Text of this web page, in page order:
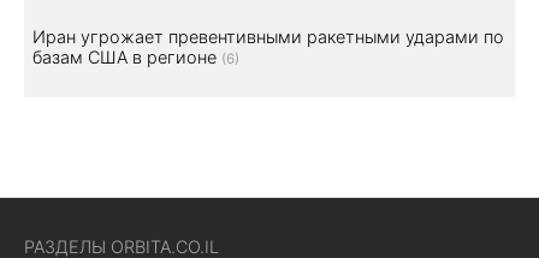
Иран угрожает превентивными ракетными ударами по
базам США в регионе (6)
РАЗДЕЛЫ ORBITA.CO.IL